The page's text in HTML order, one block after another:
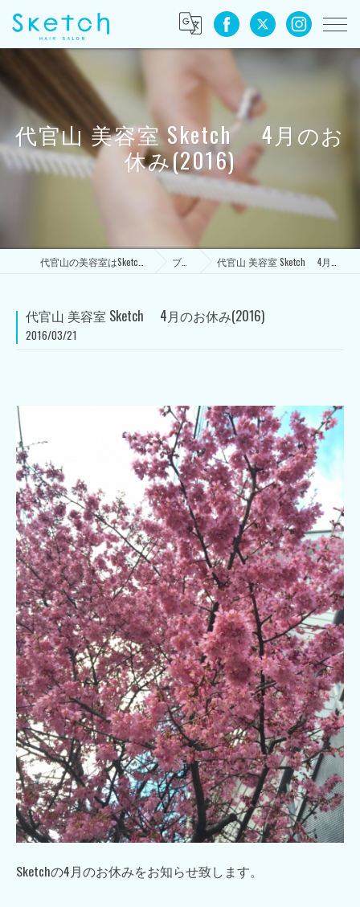
代官山 美容室 Sketch 4月のお
休み(2016)
ブログ 代官山 美容室 Sketch 4月のお休み(2016)
代官山 美容室 Sketch 4月のお休み(2016)
2016/03/21
Sketchの4月のお休みをお知らせ致します。